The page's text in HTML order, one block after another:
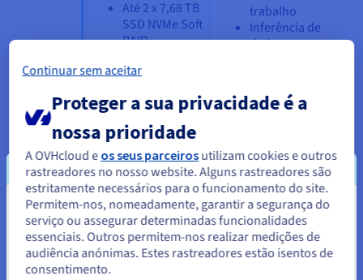
Até 2 x 7,68 TB
SSD NVMe Soft
RAID
trabalho
Inferência de
dados
HGR-HCI
(2.ª
geração)
Dois processadores
Intel Xeon Gold de
5.ª geração ou AMD
EPYC 9004 series de
4.ª geração
De 16 a 72
núcleos
De 256 GB a
2,5 TB de RAM
DDR5 ECC
Até 24 x
hiperconvergente
Virtualização
Conteinerização
e orquestração
Confidential
computing
Cálculo de alta
performance
Parece que está localizado em
Estados Unidos.
Para encomendar a partir de Estados Unidos, terá de consultar e
Continuar sem aceitar
Proteger a sua privacidade é a
nossa prioridade
A OVHcloud e os seus parceirosutilizam cookies e outros
rastreadores no nosso website. Alguns rastreadores são
estritamente necessários para o funcionamento do site.
Permitem-nos, nomeadamente, garantir a segurança do
serviço ou assegurar determinadas funcionalidades
essenciais. Outros permitem-nos realizar medições de
audiência anónimas. Estes rastreadores estão isentos de
consentimento.